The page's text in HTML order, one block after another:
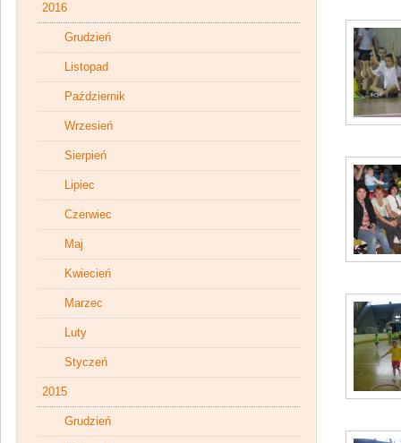
2016
Grudzień
Listopad
Październik
Wrzesień
Sierpień
Lipiec
Czerwiec
Maj
Kwiecień
Marzec
Luty
Styczeń
2015
Grudzień